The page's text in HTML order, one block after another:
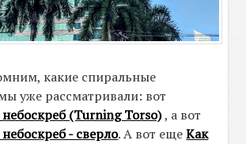
какие спиральные
уже рассматривали: вот
(Turning Torso), а вот
- сверло. А вот ещеКак